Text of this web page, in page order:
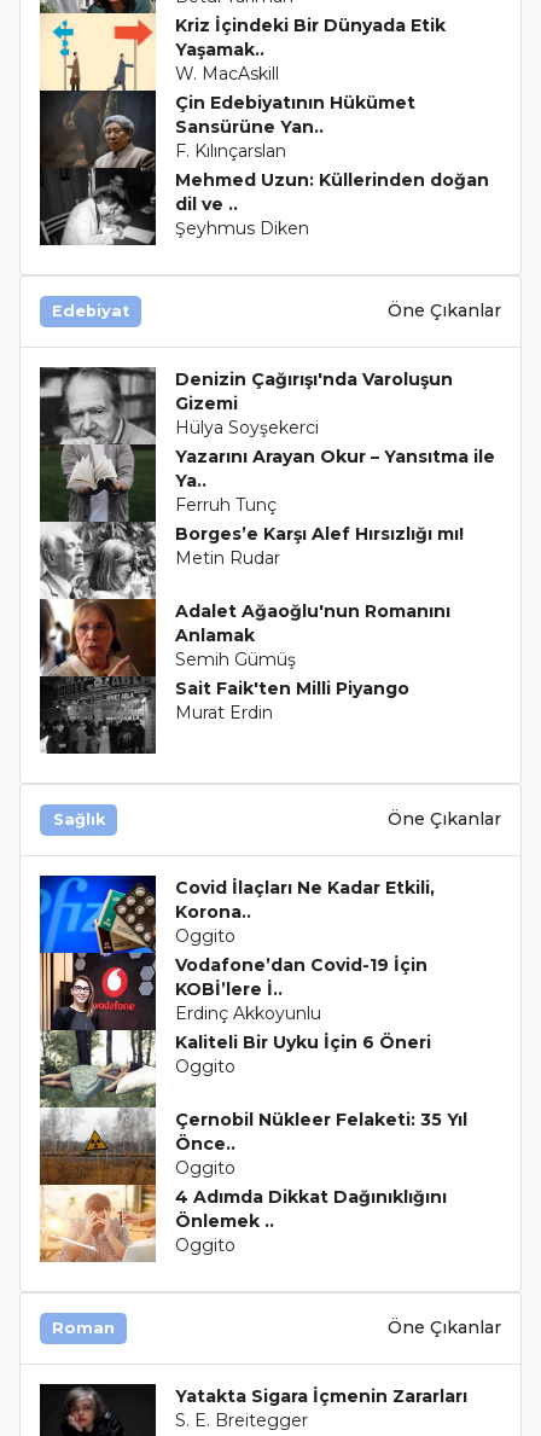
Kriz İçindeki Bir Dünyada Etik
Yaşamak..
W. MacAskill
Çin Edebiyatının Hükümet
Sansürüne Yan..
F. Kılınçarslan
Mehmed Uzun: Küllerinden doğan
dil ve ..
Şeyhmus Diken
Edebiyat Öne Çıkanlar
Denizin Çağırışı'nda Varoluşun
Gizemi
Hülya Soyşekerci
Yazarını Arayan Okur – Yansıtma ile
Ya..
Ferruh Tunç
Borges’e Karşı Alef Hırsızlığı mı!
Metin Rudar
Adalet Ağaoğlu'nun Romanını
Anlamak
Semih Gümüş
Sait Faik'ten Milli Piyango
Murat Erdin
Sağlık Öne Çıkanlar
Covid İlaçları Ne Kadar Etkili,
Korona..
Oggito
Vodafone’dan Covid-19 İçin
KOBİ’lere İ..
Erdinç Akkoyunlu
Kaliteli Bir Uyku İçin 6 Öneri
Oggito
Çernobil Nükleer Felaketi: 35 Yıl
Önce..
Oggito
4 Adımda Dikkat Dağınıklığını
Önlemek ..
Oggito
Roman Öne Çıkanlar
Yatakta Sigara İçmenin Zararları
S. E. Breitegger